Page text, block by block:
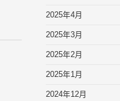
2025年4月
2025年3月
2025年2月
2025年1月
2024年12月